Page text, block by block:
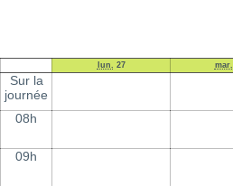
lun. 27 mar.
Sur la
journée
08h
09h